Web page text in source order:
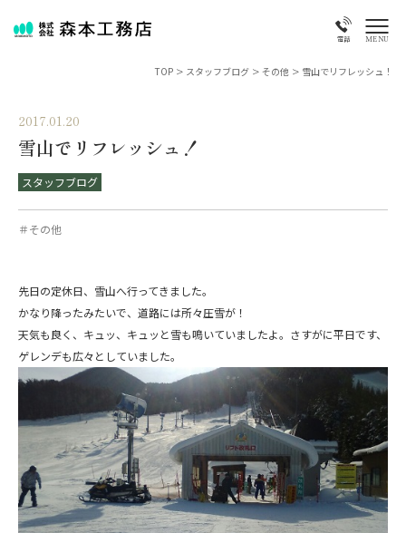
電話 MENU
TOP > スタッフブログ > その他 > 雪山でリフレッシュ！
2017.01.20
雪山でリフレッシュ！
スタッフブログ
＃その他
先日の定休日、雪山へ行ってきました。
かなり降ったみたいで、道路には所々圧雪が！
天気も良く、キュッ、キュッと雪も鳴いていましたよ。さすがに平日です、
ゲレンデも広々としていました。